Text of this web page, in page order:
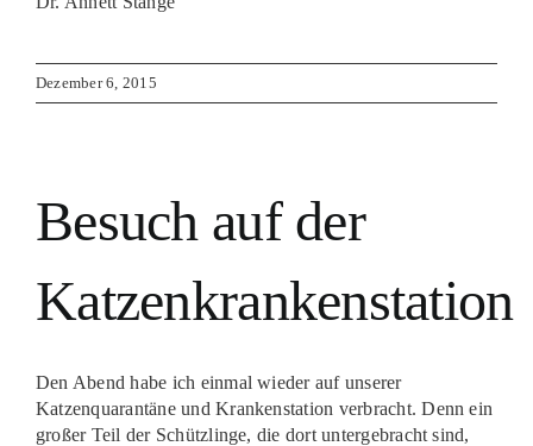
Dezember 6, 2015
Besuch auf der
Katzenkrankenstation
Den Abend habe ich einmal wieder auf unserer
Katzenquarantäne und Krankenstation verbracht. Denn ein
großer Teil der Schützlinge, die dort untergebracht sind,